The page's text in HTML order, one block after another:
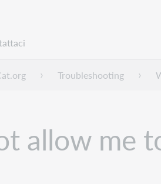
Troubleshooting
allow me